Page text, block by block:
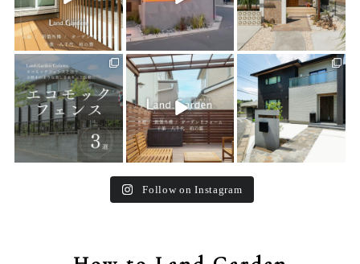
land_garden
15 0
land_garden
32 0
land_garden
24 0
Follow on Instagram